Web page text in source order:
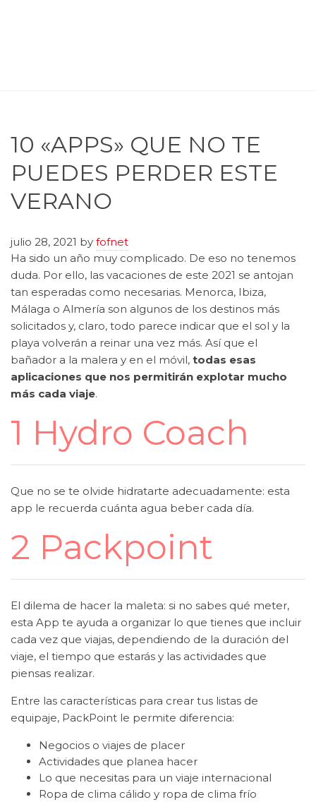
10 «APPS» QUE NO TE
PUEDES PERDER ESTE
VERANO
julio 28, 2021 by fofnet
Ha sido un año muy complicado. De eso no tenemos
duda. Por ello, las vacaciones de este 2021 se antojan
tan esperadas como necesarias. Menorca, Ibiza,
Málaga o Almería son algunos de los destinos más
solicitados y, claro, todo parece indicar que el sol y la
playa volverán a reinar una vez más. Así que el
bañador a la malera y en el móvil, todas esas
aplicaciones que nos permitirán explotar mucho
más cada viaje.
1 Hydro Coach
Que no se te olvide hidratarte adecuadamente: esta
app le recuerda cuánta agua beber cada día.
2 Packpoint
El dilema de hacer la maleta: si no sabes qué meter,
esta App te ayuda a organizar lo que tienes que incluir
cada vez que viajas, dependiendo de la duración del
viaje, el tiempo que estarás y las actividades que
piensas realizar.
Entre las características para crear tus listas de
equipaje, PackPoint le permite diferencia:
Negocios o viajes de placer
Actividades que planea hacer
Lo que necesitas para un viaje internacional
Ropa de clima cálido y ropa de clima frío